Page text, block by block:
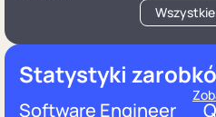
Statystyki
Software Engineer